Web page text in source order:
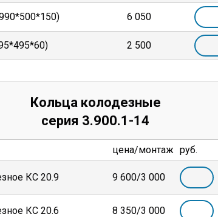
6 050
2 500
Кольца колодезные
серия 3.900.1-14
цена/монтаж руб.
КС 20.9 9 600/3 000
КС 20.6 8 350/3 000